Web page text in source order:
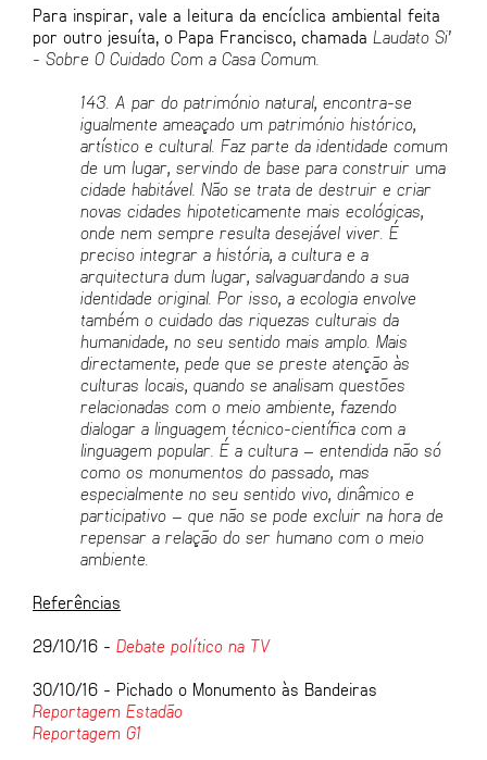
Para inspirar, vale a leitura da encíclica ambiental feita
por outro jesuíta, o Papa Francisco, chamada Laudato Si’
- Sobre O Cuidado Com a Casa Comum.
143. A par do património natural, encontra-se
igualmente ameaçado um património histórico,
artístico e cultural. Faz parte da identidade comum
de um lugar, servindo de base para construir uma
cidade habitável. Não se trata de destruir e criar
novas cidades hipoteticamente mais ecológicas,
onde nem sempre resulta desejável viver. É
preciso integrar a história, a cultura e a
arquitectura dum lugar, salvaguardando a sua
identidade original. Por isso, a ecologia envolve
também o cuidado das riquezas culturais da
humanidade, no seu sentido mais amplo. Mais
directamente, pede que se preste atenção às
culturas locais, quando se analisam questões
relacionadas com o meio ambiente, fazendo
dialogar a linguagem técnico-científica com a
linguagem popular. É a cultura – entendida não só
como os monumentos do passado, mas
especialmente no seu sentido vivo, dinâmico e
participativo – que não se pode excluir na hora de
repensar a relação do ser humano com o meio
ambiente.
Referências
29/10/16 - Debate político na TV
30/10/16 - Pichado o Monumento às Bandeiras
Reportagem Estadão
Reportagem G1